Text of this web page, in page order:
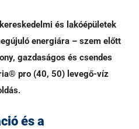
és lakóépületek
energiára – szem előtt
gazdaságos és csendes
pro (40, 50) levegő-víz
és a